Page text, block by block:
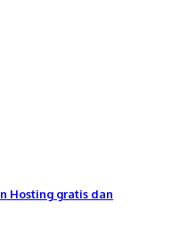
Hosting gratis dan